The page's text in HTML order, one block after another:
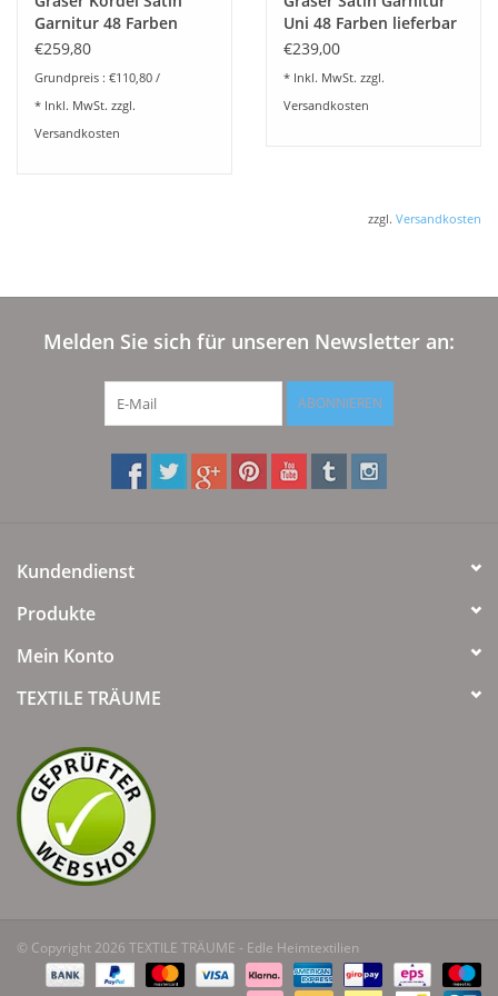
Wäschereißverschluß geliefert werden. (Bitte beim Bestellen
mit angeben).
Bettwäsche von GRASER
wird für jeden Kundenauftrag
individuell angefertigt. Wenn Sie die Bettwäsche in einer
Größe oder Farbe benötigen, die hier nicht aufgeführt ist,
Diese Bettwäsche wird speziell für Sie angefertigt. Bitte
Garnitur 48 Farben
lieferbar
€259,80
Grundpreis : €110,80 /
* Inkl. MwSt. zzgl.
Versandkosten
Uni 48 Farben lieferbar
€239,00
* Inkl. MwSt. zzgl.
Versandkosten
zzgl. Versandkosten
Melden Sie sich für unseren Newsletter an:
ABONNIEREN
Kundendienst
Produkte
Mein Konto
TEXTILE TRÄUME
© Copyright 2026 TEXTILE TRÄUME - Edle Heimtextilien